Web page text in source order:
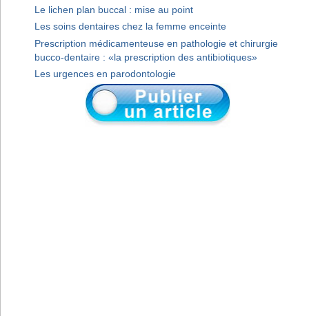
Le lichen plan buccal : mise au point
Les soins dentaires chez la femme enceinte
Prescription médicamenteuse en pathologie et chirurgie
bucco-dentaire : «la prescription des antibiotiques»
Les urgences en parodontologie